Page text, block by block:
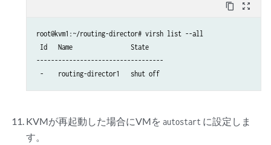
<address type='virtio-serial' controller='0' bus='0'
    <!--
    The port number should be uniq and unused TCP port.
<!-- Specify the path to the 1st virtual disk for the main
<source file='/data/routing-director1/routing-director-
      <boot order='1'/>
<driver name='qemu' type='raw' cache='none'
content_copy zoom_out_map
root@kvm1:~/routing-director# virsh list --all
Id   Name                State
-----------------------------------
-    routing-director1   shut off
KVMが再起動した場合にVMをautostart に設定しま
す。